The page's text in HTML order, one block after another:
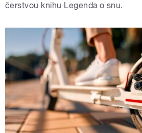
čerstvou knihu Legenda o snu.